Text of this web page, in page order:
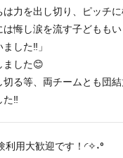
は力を出し切り、ピッチ
悔し涙を流す子どももい
した‼」
ました😊
る等、両チームとも団
た‼
利用大歓迎です！◜✧˖°